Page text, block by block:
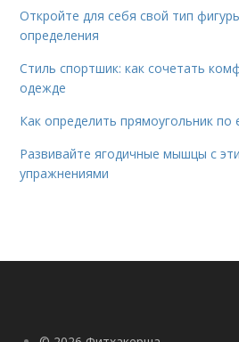
Откройте для себя свой тип
определения
Стиль спортшик: как сочетать
одежде
Как определить прямоугольник по
Развивайте ягодичные мышцы с
упражнениями